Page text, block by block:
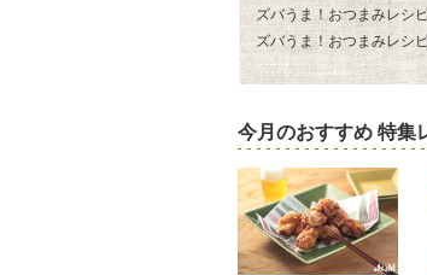
ズバうま！おつまみレシ
ズバうま！おつまみレシ
今月のおすすめ 特集